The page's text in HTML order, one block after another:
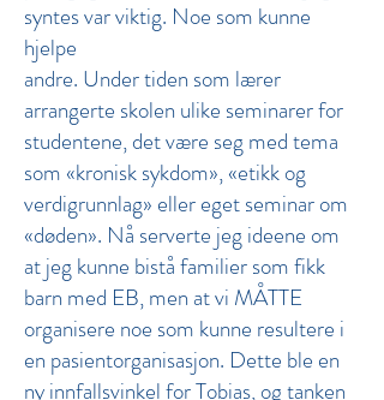
syntes var viktig. Noe som kunne
hjelpe
andre. Under tiden som lærer
arrangerte skolen ulike seminarer for
studentene, det være seg med tema
som «kronisk sykdom», «etikk og
verdigrunnlag» eller eget seminar om
«døden». Nå serverte jeg ideene om
at jeg kunne bistå familier som fikk
barn med EB, men at vi MÅTTE
organisere noe som kunne resultere i
en pasientorganisasjon. Dette ble en
ny innfallsvinkel for Tobias, og tanken